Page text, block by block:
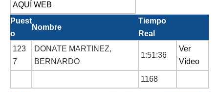
AQUÍ WEB
Puest
o
Nombre
Tiempo
Real
123
7
DONATE MARTINEZ,
BERNARDO
1:51:36
Ver
Vídeo
1168